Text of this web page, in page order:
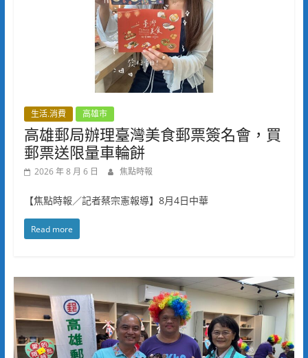
生活.消費 高雄市
高雄郵局辦理臺灣美食郵票簽名會，買
郵票送限量車輪餅
2026 年 8 月 6 日 焦點時報
【焦點時報／記者蔡宗憲報導】8月4日中華
Read more